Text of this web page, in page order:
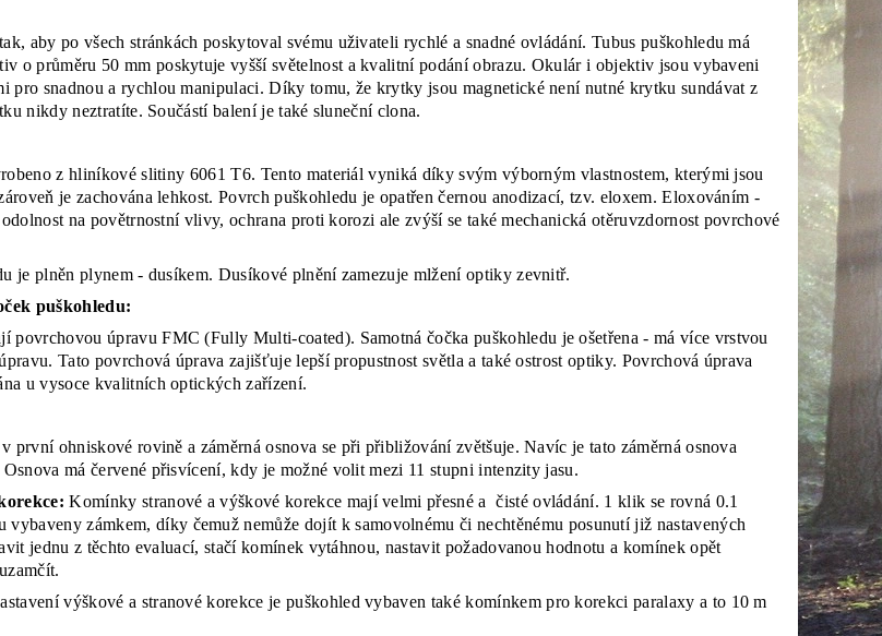
aby po všech stránkách poskytoval svému uživateli rychlé a snadné ovládání. Tubus puškohledu má
o průměru 50 mm poskytuje vyšší světelnost a kvalitní podání obrazu. Okulár i objektiv jsou vybaveni
pro snadnou a rychlou manipulaci. Díky tomu, že krytky jsou magnetické není nutné krytku sundávat z
nikdy neztratíte. Součástí balení je také sluneční clona.
z hliníkové slitiny 6061 T6. Tento materiál vyniká díky svým výborným vlastnostem, kterými jsou
je zachována lehkost. Povrch puškohledu je opatřen černou anodizací, tzv. eloxem. Eloxováním -
na povětrnostní vlivy, ochrana proti korozi ale zvýší se také mechanická otěruvzdornost povrchové
je plněn plynem - dusíkem. Dusíkové plnění zamezuje mlžení optiky zevnitř.
puškohledu:
povrchovou úpravu FMC (Fully Multi-coated). Samotná čočka puškohledu je ošetřena - má více vrstvou
Tato povrchová úprava zajišťuje lepší propustnost světla a také ostrost optiky. Povrchová úprava
u vysoce kvalitních optických zařízení.
první ohniskové rovině a záměrná osnova se při přibližování zvětšuje. Navíc je tato záměrná osnova
má červené přisvícení, kdy je možné volit mezi 11 stupni intenzity jasu.
Komínky stranové a výškové korekce mají velmi přesné a čisté ovládání. 1 klik se rovná 0.1
zámkem, díky čemuž nemůže dojít k samovolnému či nechtěnému posunutí již nastavených
jednu z těchto evaluací, stačí komínek vytáhnou, nastavit požadovanou hodnotu a komínek opět
výškové a stranové korekce je puškohled vybaven také komínkem pro korekci paralaxy a to 10 m